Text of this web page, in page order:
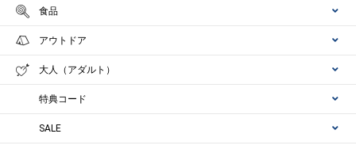
食品
アウトドア
大人（アダルト）
特典コード
SALE